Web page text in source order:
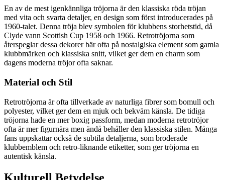
En av de mest igenkännliga tröjorna är den klassiska röda tröjan
med vita och svarta detaljer, en design som först introducerades på
1960-talet. Denna tröja blev symbolen för klubbens storhetstid, då
Clyde vann Scottish Cup 1958 och 1966. Retrotröjorna som
återspeglar dessa dekorer bär ofta på nostalgiska element som gamla
klubbmärken och klassiska snitt, vilket ger dem en charm som
dagens moderna tröjor ofta saknar.
Material och Stil
Retrotröjorna är ofta tillverkade av naturliga fibrer som bomull och
polyester, vilket ger dem en mjuk och bekväm känsla. De tidiga
tröjorna hade en mer boxig passform, medan moderna retrotröjor
ofta är mer figurnära men ändå behåller den klassiska stilen. Många
fans uppskattar också de subtila detaljerna, som broderade
klubbemblem och retro-liknande etiketter, som ger tröjorna en
autentisk känsla.
Kulturell Betydelse